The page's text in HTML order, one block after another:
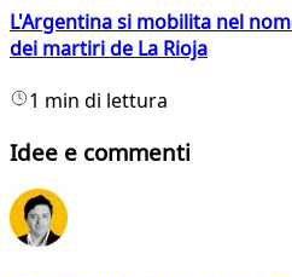
L'Argentina si mobilita nel
dei martiri de La Rioja
1 min di lettura
Idee e commenti